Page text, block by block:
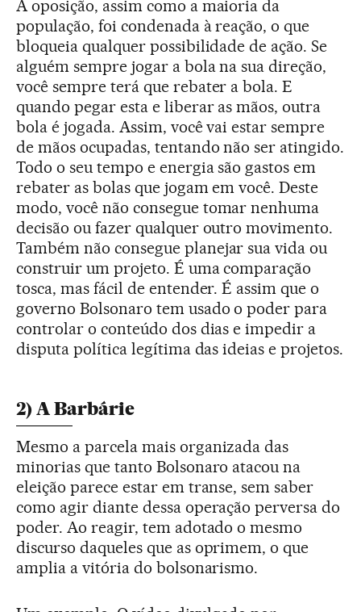
A oposição, assim como a maioria da
população, foi condenada à reação, o que
bloqueia qualquer possibilidade de ação. Se
alguém sempre jogar a bola na sua direção,
você sempre terá que rebater a bola. E
quando pegar esta e liberar as mãos, outra
bola é jogada. Assim, você vai estar sempre
de mãos ocupadas, tentando não ser atingido.
Todo o seu tempo e energia são gastos em
rebater as bolas que jogam em você. Deste
modo, você não consegue tomar nenhuma
decisão ou fazer qualquer outro movimento.
Também não consegue planejar sua vida ou
construir um projeto. É uma comparação
tosca, mas fácil de entender. É assim que o
governo Bolsonaro tem usado o poder para
controlar o conteúdo dos dias e impedir a
disputa política legítima das ideias e projetos.
2) A Barbárie
Mesmo a parcela mais organizada das
minorias que tanto Bolsonaro atacou na
eleição parece estar em transe, sem saber
como agir diante dessa operação perversa do
poder. Ao reagir, tem adotado o mesmo
discurso daqueles que as oprimem, o que
amplia a vitória do bolsonarismo.